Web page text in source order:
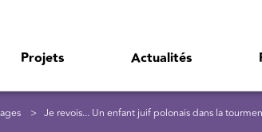
Projets Actualités
Je revois... Un enfant juif polonais dans la tourmente nazie -